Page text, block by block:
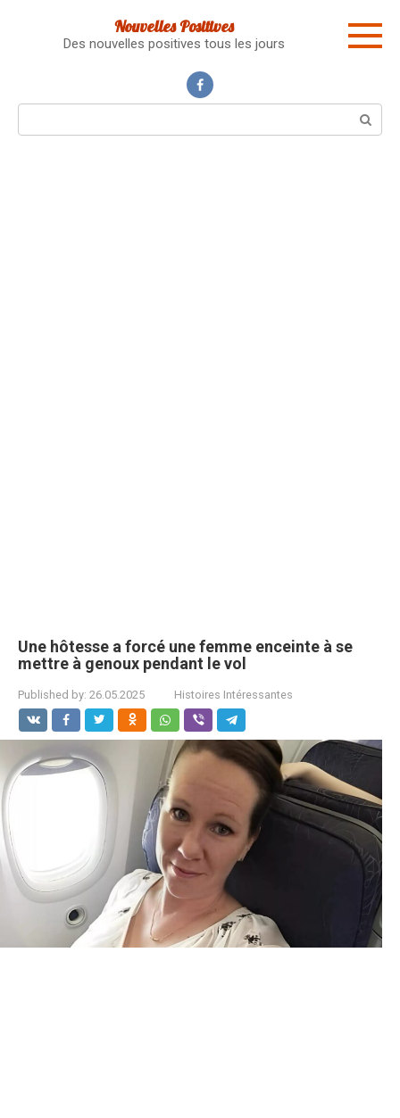
Nouvelles Positives
Des nouvelles positives tous les jours
Une hôtesse a forcé une femme enceinte à se
mettre à genoux pendant le vol
Published by: 26.05.2025 Histoires Intéressantes